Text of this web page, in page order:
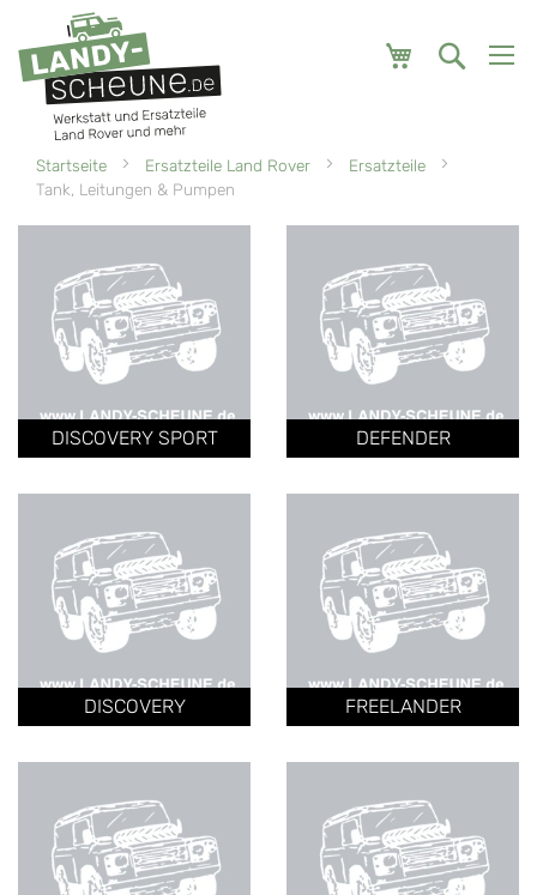
Mein
Startseite Ersatzteile Land Rover
Ersatzteile
Tank, Leitungen & Pumpen
DISCOVERY SPORT DEFENDER
DISCOVERY FREELANDER